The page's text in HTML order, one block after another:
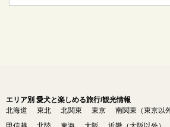
エリア別 愛犬と楽しめる旅行/観光情報
北海道
東北 北関東 東京 南関東（東京以外